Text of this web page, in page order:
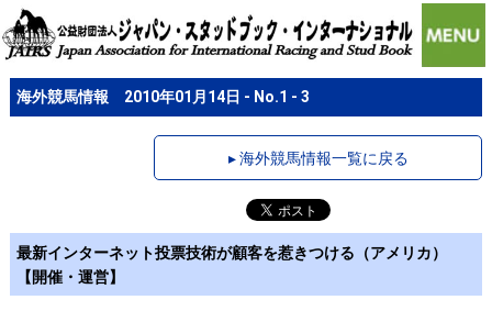
海外競馬情報 2010年01月14日 - No.1 - 3
▸ 海外競馬情報一覧に戻る
最新インターネット投票技術が顧客を惹きつける（アメリカ）
【開催・運営】